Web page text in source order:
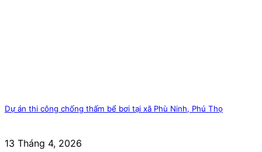
Dự án thi công chống thấm bể bơi tại xã Phù Ninh, Phú Thọ
13 Tháng 4, 2026